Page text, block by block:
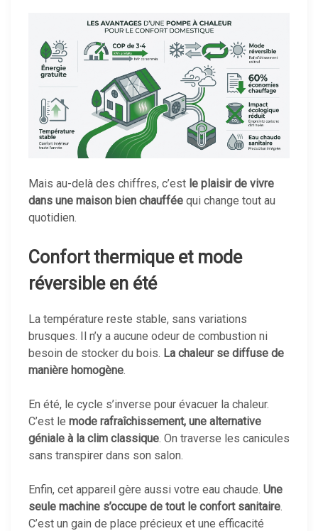
Mais au-delà des chiffres, c’est le plaisir de vivre
dans une maison bien chauffée qui change tout au
quotidien.
Confort thermique et mode
réversible en été
La température reste stable, sans variations
brusques. Il n’y a aucune odeur de combustion ni
besoin de stocker du bois. La chaleur se diffuse de
manière homogène.
En été, le cycle s’inverse pour évacuer la chaleur.
C’est le mode rafraîchissement, une alternative
géniale à la clim classique. On traverse les canicules
sans transpirer dans son salon.
Enfin, cet appareil gère aussi votre eau chaude. Une
seule machine s’occupe de tout le confort sanitaire.
C’est un gain de place précieux et une efficacité